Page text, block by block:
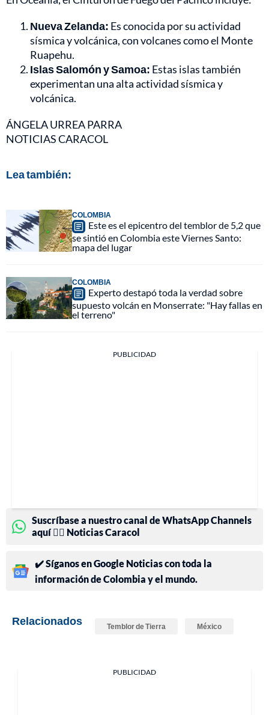
Nueva Zelanda: Es conocida por su actividad
sísmica y volcánica, con volcanes como el Monte
Ruapehu.
Islas Salomón y Samoa: Estas islas también
experimentan una alta actividad sísmica y
volcánica.
ÁNGELA URREA PARRA
NOTICIAS CARACOL
Lea también:
COLOMBIA
Este es el epicentro del temblor de 5,2 que
se sintió en Colombia este Viernes Santo:
mapa del lugar
COLOMBIA
Experto destapó toda la verdad sobre
supuesto volcán en Monserrate: "Hay fallas en
el terreno"
PUBLICIDAD
Suscríbase a nuestro canal de WhatsApp Channels
aquí 👉🏻 Noticias Caracol
✔️ Síganos en Google Noticias con toda la
información de Colombia y el mundo.
Relacionados Temblor de Tierra México
PUBLICIDAD